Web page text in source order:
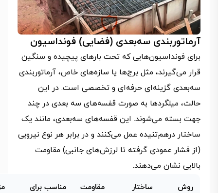
آرماتوربندی سه‌بعدی (فضایی) فونداسیون
برای فونداسیون‌هایی که تحت بارهای پیچیده و سنگین
قرار می‌گیرند، مثل برج‌ها یا سازه‌های خاص، آرماتوربندی
سه‌بعدی گزینه‌ای حرفه‌ای و تخصصی است. در این
حالت، میلگردها به صورت قفسه‌های سه بعدی در چند
جهت بسته می‌شوند. این قفسه‌های سه‌بعدی، مانند یک
ساختار درهم‌تنیده عمل می‌کنند و در برابر هر نوع نیرویی
(از فشار عمودی گرفته تا لرزش‌های جانبی) مقاومت
بالایی نشان می‌دهند.
روش ساختار مقاومت مناسب برای